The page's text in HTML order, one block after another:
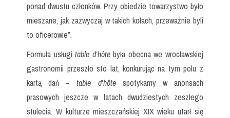
ponad dwustu członków. Przy obiedzie towarzystwo było
mieszane, jak zazwyczaj w takich kołach, przeważnie byli
to oficerowie”.
Formuła usługitable d’hôtebyła obecna we wrocławskiej
gastronomii przeszło sto lat, konkurując na tym polu z
kartą dań –table d’hôte spotykamy w anonsach
prasowych jeszcze w latach dwudziestych zeszłego
stulecia. W kulturze mieszczańskiej XIX wieku utarł się